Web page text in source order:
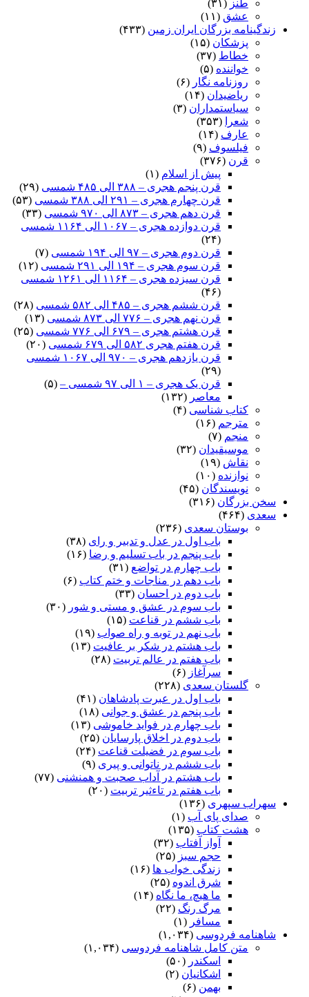
طنز (۳۱)
عشق (۱۱)
زندگینامه بزرگان ایران زمین (۴۳۳)
پزشکان (۱۵)
خطاط (۳۷)
خواننده (۵)
روزنامه نگار (۶)
ریاضیدان (۱۴)
سیاستمداران (۳)
شعرا
(۳۵۳)
عارف (۱۴)
فیلسوف (۹)
قرن (۳۷۶)
پیش از اسلام (۱)
قرن پنجم هجری – ۳۸۸ الی ۴۸۵ شمسی
(۲۹)
قرن چهارم هجری – ۲۹۱ الی ۳۸۸ شمسی
(۵۳)
قرن دهم هجری – ۸۷۳ الی ۹۷۰ شمسی
(۳۳)
قرن دوازده هجری – ۱۰۶۷ الی ۱۱۶۴ شمسی
(۲۴)
قرن دوم هجری – ۹۷ الی ۱۹۴ شمسی
(۷)
قرن سوم هجری – ۱۹۴ الی ۲۹۱ شمسی
(۱۲)
قرن سیزده هجری – ۱۱۶۴ الی ۱۲۶۱ شمسی
(۴۶)
قرن ششم هجری – ۴۸۵ الی ۵۸۲ شمسی
(۲۸)
قرن نهم هجری – ۷۷۶ الی ۸۷۳ شمسی
(۱۳)
قرن هشتم هجری – ۶۷۹ الی ۷۷۶ شمسی
(۲۵)
قرن هفتم هجری ۵۸۲ الی ۶۷۹ شمسی
(۲۰)
قرن یازدهم هجری – ۹۷۰ الی ۱۰۶۷ شمسی
(۲۹)
قرن یک هجری – ۱ الی ۹۷ شمسی –
(۵)
معاصر (۱۳۲)
کتاب شناسی (۴)
مترجم (۱۶)
منجم (۷)
موسیقیدان (۳۲)
نقاش (۱۹)
نوازنده (۱۰)
نویسندگان (۴۵)
سخن بزرگان (۳۱۶)
سعدی (۴۶۴)
بوستان سعدی (۲۳۶)
باب اول در عدل و تدبیر و رای (۳۸)
باب پنجم در باب تسلیم و رضا (۱۶)
باب چهارم در تواضع (۳۱)
باب دهم در مناجات و ختم کتاب (۶)
باب دوم در احسان (۳۳)
باب سوم در عشق و مستی و شور (۳۰)
باب ششم در قناعت (۱۵)
باب نهم در توبه و راه صواب (۱۹)
باب هشتم در شکر بر عافیت (۱۳)
باب هفتم در عالم تربیت (۲۸)
سرآغاز (۶)
گلستان سعدی (۲۲۸)
باب اول در عبرت پادشاهان (۴۱)
باب پنجم در عشق و جوانى (۱۸)
باب چهارم در فواید خاموشى (۱۳)
باب دوم در اخلاق پارسایان (۲۵)
باب سوم در فضیلت قناعت (۲۴)
باب ششم در ناتوانى و پیرى (۹)
باب هشتم در آداب صحبت و همنشنى (۷۷)
باب هفتم در تاءثیر تربیت (۲۰)
سهراب سپهری (۱۳۶)
صدای پای آب (۱)
هشت کتاب (۱۳۵)
آواز آفتاب (۳۲)
حجم سبز (۲۵)
زندگی خواب ها (۱۶)
شرق اندوه (۲۵)
ما هیچ، ما نگاه (۱۴)
مرگ رنگ (۲۲)
مسافر (۱)
شاهنامه فردوسی (۱,۰۳۴)
متن کامل شاهنامه فردوسی (۱,۰۳۴)
اسکندر (۵۰)
اشکانیان (۲)
بهمن (۶)